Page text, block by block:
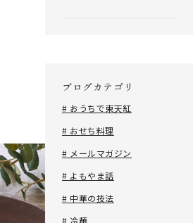
ブログカテゴリ
# おうちで東天紅
# おせち料理
# メールマガジン
# よもやま話
# 中華の技法
# 冷麺